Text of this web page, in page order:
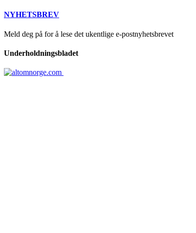
NYHETSBREV
Meld deg på for å lese det ukentlige e-postnyhetsbrevet
Underholdningsbladet